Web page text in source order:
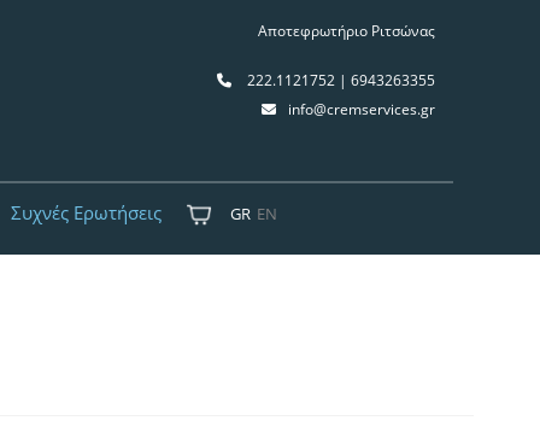
Αποτεφρωτήριο Ριτσώνας
222.1121752 | 6943263355
info@cremservices.gr
Συχνές Ερωτήσεις GR EN